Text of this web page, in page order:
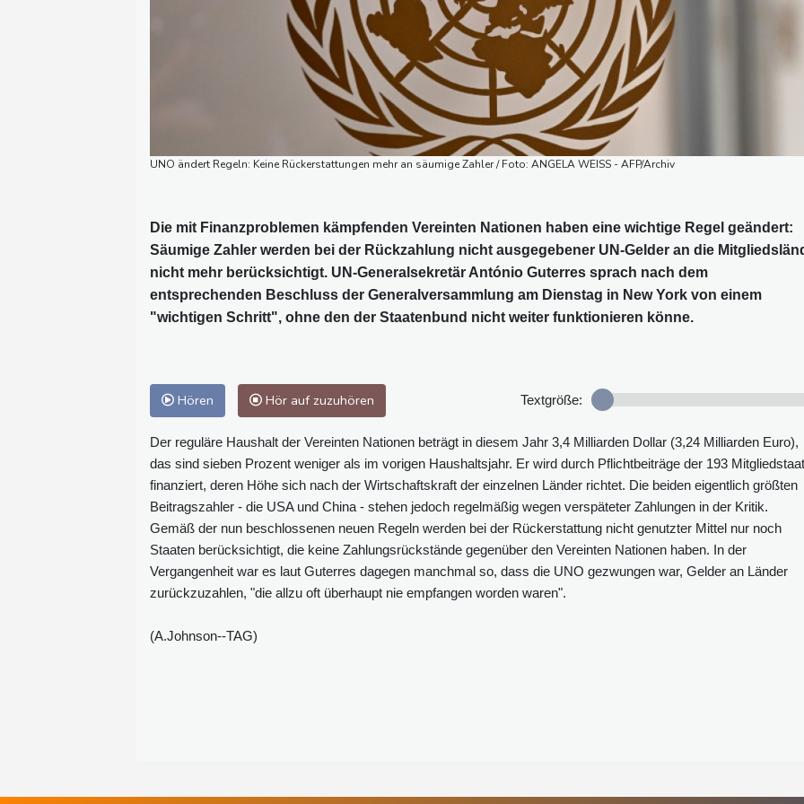
UNO ändert Regeln: Keine Rückerstattungen mehr an säumige Zahler / Foto: ANGELA WEISS - AFP/Archiv
Die mit Finanzproblemen kämpfenden Vereinten Nationen haben eine wichtige Regel geändert:
Säumige Zahler werden bei der Rückzahlung nicht ausgegebener UN-Gelder an die
nicht mehr berücksichtigt. UN-Generalsekretär António Guterres sprach nach dem
entsprechenden Beschluss der Generalversammlung am Dienstag in New York von einem
"wichtigen Schritt", ohne den der Staatenbund nicht weiter funktionieren könne.
Hören Hör auf zuzuhören Textgröße:
Der reguläre Haushalt der Vereinten Nationen beträgt in diesem Jahr 3,4 Milliarden Dollar (3,24 Milliarden Euro),
das sind sieben Prozent weniger als im vorigen Haushaltsjahr. Er wird durch Pflichtbeiträge der 193
finanziert, deren Höhe sich nach der Wirtschaftskraft der einzelnen Länder richtet. Die beiden eigentlich größten
Beitragszahler - die USA und China - stehen jedoch regelmäßig wegen verspäteter Zahlungen in der Kritik.
Gemäß der nun beschlossenen neuen Regeln werden bei der Rückerstattung nicht genutzter Mittel nur noch
Staaten berücksichtigt, die keine Zahlungsrückstände gegenüber den Vereinten Nationen haben. In der
Vergangenheit war es laut Guterres dagegen manchmal so, dass die UNO gezwungen war, Gelder an Länder
zurückzuzahlen, "die allzu oft überhaupt nie empfangen worden waren".
(A.Johnson--TAG)